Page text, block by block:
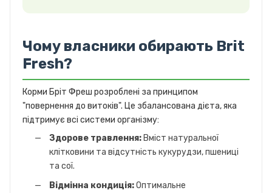
Чому власники обирають Brit
Fresh?
Корми Бріт Фреш розроблені за принципом
"повернення до витоків". Це збалансована дієта, яка
підтримує всі системи організму:
Здорове травлення: Вміст натуральної
клітковини та відсутність кукурудзи, пшениці
та сої.
Відмінна кондиція:Оптимальне